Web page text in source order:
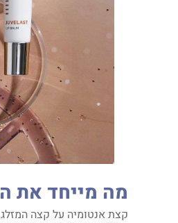
מה מייחד את
קצת אנטומיה על קצה